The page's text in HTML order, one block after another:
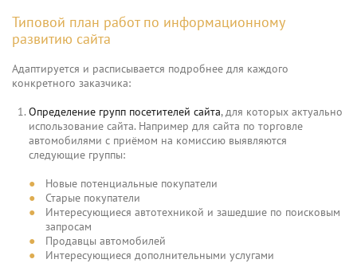
Типовой план работ по информационному
развитию сайта
Адаптируется и расписывается подробнее для каждого
конкретного заказчика:
Определение групп посетителей сайта, для которых актуально
использование сайта. Например для сайта по торговле
автомобилями с приёмом на комиссию выявляются
следующие группы:
Новые потенциальные покупатели
Старые покупатели
Интересующиеся автотехникой и зашедшие по поисковым
запросам
Продавцы автомобилей
Интересующиеся дополнительными услугами